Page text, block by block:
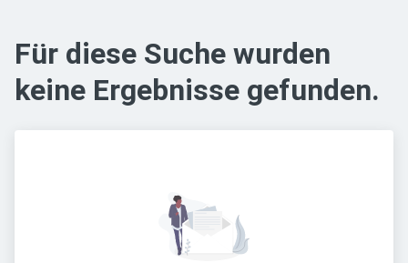
Für diese Suche wurden
keine Ergebnisse gefunden.